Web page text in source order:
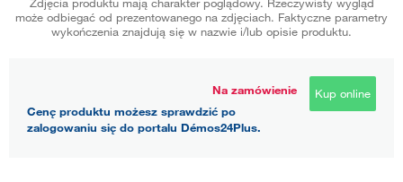
może odbiegać od prezentowanego na zdjęciach. Faktyczne parametry
wykończenia znajdują się w nazwie i/lub opisie produktu.
Na zamówienie
Cenę produktu możesz sprawdzić po
zalogowaniu się do portalu Démos24Plus.
Kup online